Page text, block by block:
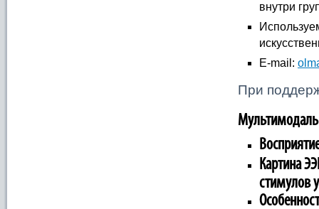
внутри
E-mail:
При
Картина
стимулов